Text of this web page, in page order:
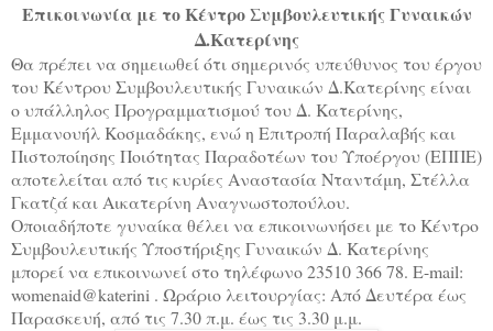
Επικοινωνία με το Κέντρο Συμβουλευτικής Γυναικών
Δ.Κατερίνης
Θα πρέπει να σημειωθεί ότι σημερινός υπεύθυνος του έργου
του Κέντρου Συμβουλευτικής Γυναικών Δ.Κατερίνης είναι
ο υπάλληλος Προγραμματισμού του Δ. Κατερίνης,
Εμμανουήλ Κοσμαδάκης, ενώ η Επιτροπή Παραλαβής και
Πιστοποίησης Ποιότητας Παραδοτέων του Υποέργου (ΕΠΠΕ)
αποτελείται από τις κυρίες Αναστασία Νταντάμη, Στέλλα
Γκατζά και Αικατερίνη Αναγνωστοπούλου.
Οποιαδήποτε γυναίκα θέλει να επικοινωνήσει με το Κέντρο
Συμβουλευτικής Υποστήριξης Γυναικών Δ. Κατερίνης
μπορεί να επικοινωνεί στο τηλέφωνο 23510 366 78. E-mail:
womenaid@katerini . Ωράριο λειτουργίας: Από Δευτέρα έως
Παρασκευή, από τις 7.30 π.μ. έως τις 3.30 μ.μ.